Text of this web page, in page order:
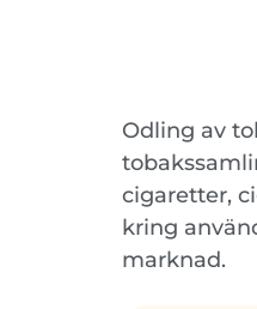
Odling av
cigaretter,
kring
marknad.